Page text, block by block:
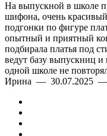
На выпускной в школе
шифона, очень
подгонки по фигуре
опытный и приятный
подбирала платья под
ведут базу выпускниц
одной школе не
Ирина — 30.07.2025 —